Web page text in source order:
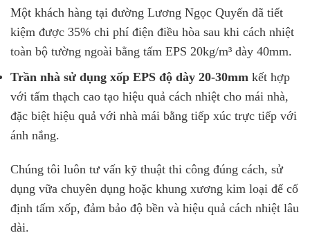
Một khách hàng tại đường Lương Ngọc Quyến đã tiết
kiệm được 35% chi phí điện điều hòa sau khi cách nhiệt
toàn bộ tường ngoài bằng tấm EPS 20kg/m³ dày 40mm.
Trần nhà sử dụng xốp EPS độ dày 20-30mm kết hợp
với tấm thạch cao tạo hiệu quả cách nhiệt cho mái nhà,
đặc biệt hiệu quả với nhà mái bằng tiếp xúc trực tiếp với
ánh nắng.
Chúng tôi luôn tư vấn kỹ thuật thi công đúng cách, sử
dụng vữa chuyên dụng hoặc khung xương kim loại để cố
định tấm xốp, đảm bảo độ bền và hiệu quả cách nhiệt lâu
dài.